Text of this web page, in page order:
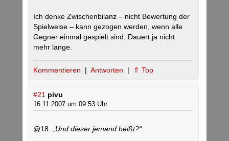
Ich denke Zwischenbilanz – nicht Bewertung der
Spielweise – kann gezogen werden, wenn alle
Gegner einmal gespielt sind. Dauert ja nicht
mehr lange.
Kommentieren | Antworten | ⇑ Top
#21 pivu
16.11.2007 um 09:53 Uhr
@18: „Und dieser jemand heißt?“